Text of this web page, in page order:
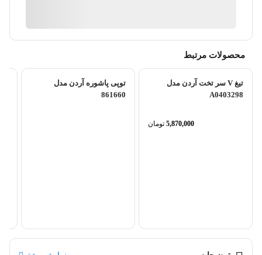
محصولات مرتبط
تیغ V سر تخت آردن مدل
A0403298
5,870,000 تومان
توپی پاشوره آردن مدل
861660